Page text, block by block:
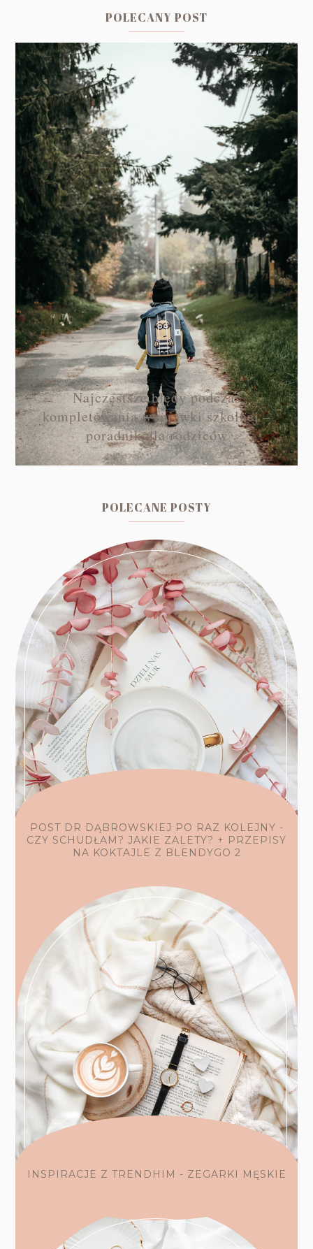
POLECANY POST
Najczęstsze błędy podczas
kompletowania wyprawki szkolnej –
poradnik dla rodziców
POLECANE POSTY
POST DR DĄBROWSKIEJ PO RAZ KOLEJNY -
CZY SCHUDŁAM? JAKIE ZALETY? + PRZEPISY
NA KOKTAJLE Z BLENDYGO 2
INSPIRACJE Z TRENDHIM - ZEGARKI MĘSKIE